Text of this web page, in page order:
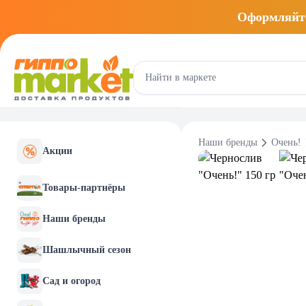
Акции
Товары-партнёры
Наши бренды
Шашлычный сезон
Сад и огород
Наши бренды Очень!